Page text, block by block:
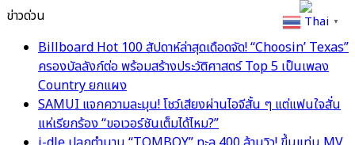
ข่าวด่วน
Billboard Hot 100 สัปดาห์ล่าสุดเดือดจัด! “Choosin’ Texas”
ครองบัลลังก์ต่อ พร้อมสร้างประวัติศาสตร์ Top 5 เป็นเพลง
Country ยกแผง
SAMUI แจกความละมุน! โชว์เสียงผ่านไอจีสั้น ๆ แต่แฟนใจสั่น
แห่เรียกร้อง “ขอเวอร์ชันเต็มได้ไหม?”
Thai ▼